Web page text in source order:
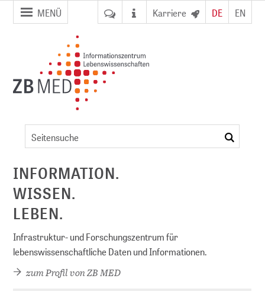
Zur
Seitennavigation
Zum
Inhalt
MENÜ Karriere DE EN
und
Gebührenordnung
Köln)
suchen
INFORMATION.
WISSEN.
LEBEN.
Infrastruktur- und Forschungszentrum für
lebenswissenschaftliche Daten und Informationen.
zum Profil von ZB MED